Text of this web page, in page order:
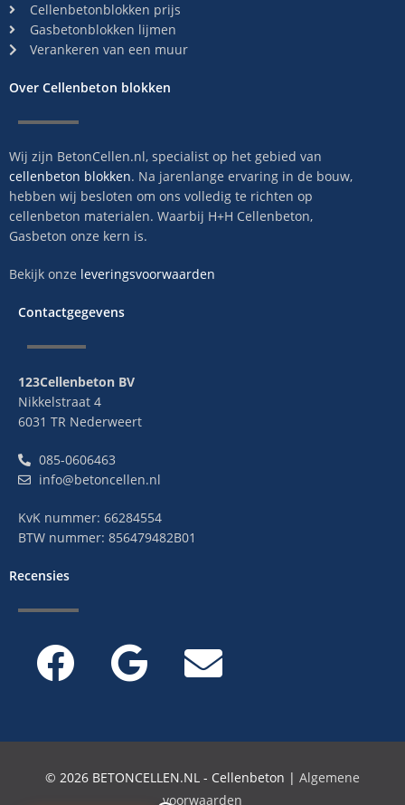
Cellenbetonblokken prijs
Gasbetonblokken lijmen
Verankeren van een muur
Over Cellenbeton blokken
Wij zijn BetonCellen.nl, specialist op het gebied van
cellenbeton blokken. Na jarenlange ervaring in de bouw,
hebben wij besloten om ons volledig te richten op
cellenbeton materialen. Waarbij H+H Cellenbeton,
Gasbeton onze kern is.
Bekijk onze leveringsvoorwaarden
Contactgegevens
123Cellenbeton BV
Nikkelstraat 4
6031 TR Nederweert
085-0606463
info@betoncellen.nl
KvK nummer: 66284554
BTW nummer: 856479482B01
Recensies
© 2026 BETONCELLEN.NL - Cellenbeton | Algemene
voorwaarden